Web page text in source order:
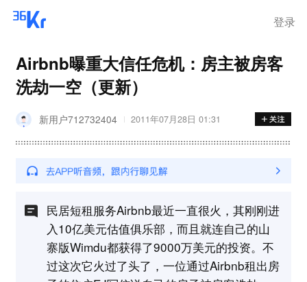
登录
Airbnb曝重大信任危机：房主被房客
洗劫一空（更新）
新用户712732404 2011年07月28日 01:31
民居短租服务Airbnb最近一直很火，其刚刚进
入10亿美元估值俱乐部，而且就连自己的山
寨版Wimdu都获得了9000万美元的投资。不
过这次它火过了头了，一位通过Airbnb租出房